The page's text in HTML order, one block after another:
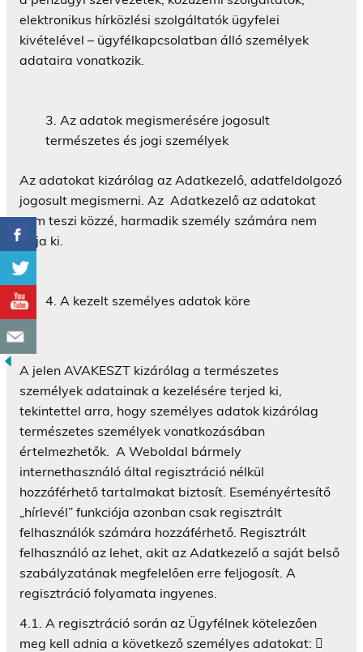
elektronikus hírközlési szolgáltatók ügyfelei
kivételével – ügyfélkapcsolatban álló személyek
adataira vonatkozik.
Az adatok megismerésére jogosult
természetes és jogi személyek
Az adatokat kizárólag az Adatkezelő, adatfeldolgozó
jogosult megismerni. Az Adatkezelő az adatokat
nem teszi közzé, harmadik személy számára nem
adja ki.
A kezelt személyes adatok köre
A jelen AVAKESZT kizárólag a természetes
személyek adatainak a kezelésére terjed ki,
tekintettel arra, hogy személyes adatok kizárólag
természetes személyek vonatkozásában
értelmezhetők. A Weboldal bármely
internethasználó által regisztráció nélkül
hozzáférhető tartalmakat biztosít. Eseményértesítő
„hírlevél” funkciója azonban csak regisztrált
felhasználók számára hozzáférhető. Regisztrált
felhasználó az lehet, akit az Adatkezelő a saját belső
szabályzatának megfelelően erre feljogosít. A
regisztráció folyamata ingyenes.
4.1. A regisztráció során az Ügyfélnek kötelezően
meg kell adnia a következő személyes adatokat: 